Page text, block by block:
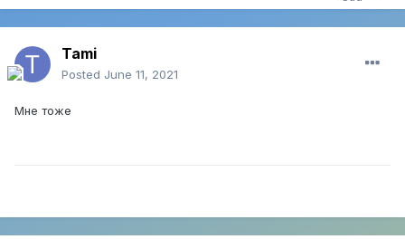
Tami
Posted June 11, 2021
Мне тоже